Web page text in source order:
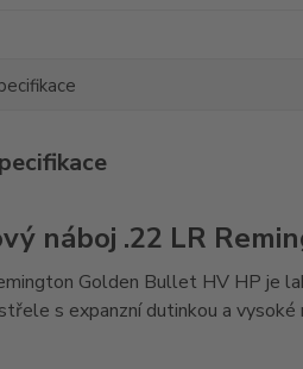
náboj .22 LR
Golden Bullet HV HP je
s expanzní dutinkou a